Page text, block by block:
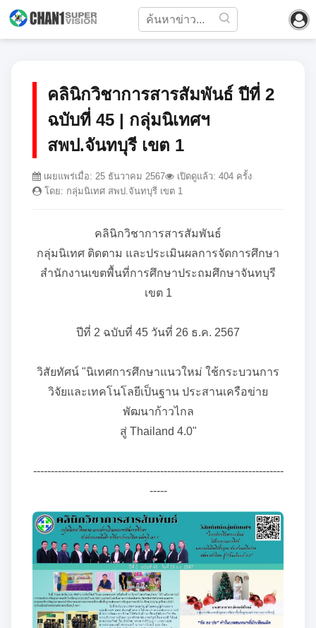
คลินิกวิชาการสารสัมพันธ์ ปีที่ 2
ฉบับที่ 45 | กลุ่มนิเทศฯ
สพป.จันทบุรี เขต 1
เผยแพร่เมื่อ: 25 ธันวาคม 2567
เปิดดูแล้ว: 404 ครั้ง
โดย: กลุ่มนิเทศ สพป.จันทบุรี เขต 1
คลินิกวิชาการสารสัมพันธ์
กลุ่มนิเทศ ติดตาม และประเมินผลการจัดการศึกษา
สำนักงานเขตพื้นที่การศึกษาประถมศึกษาจันทบุรี
เขต 1
ปีที่ 2 ฉบับที่ 45 วันที่ 26 ธ.ค. 2567
วิสัยทัศน์ "นิเทศการศึกษาแนวใหม่ ใช้กระบวนการ
วิจัยและเทคโนโลยีเป็นฐาน ประสานเครือข่าย
พัฒนาก้าวไกล
สู่ Thailand 4.0"
-----------------------------------------------------------------------
-----